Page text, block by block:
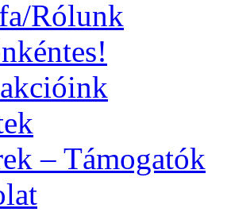
Rólunk
– Támogatók